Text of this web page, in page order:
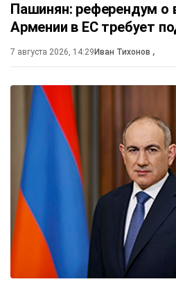
Пашинян: референдум о
Армении в ЕС требует
7 августа 2026, 14:29 Иван Тихонов ,